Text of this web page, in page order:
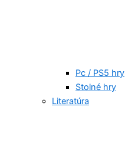
Pc / PS5 hry
Stolné hry
Literatúra